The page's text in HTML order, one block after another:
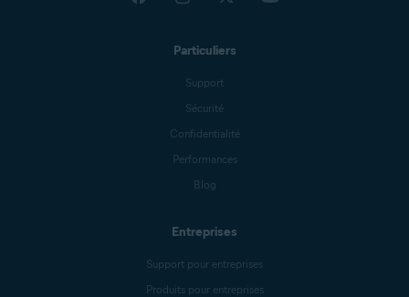
Particuliers
Support
Sécurité
Confidentialité
Performances
Blog
Entreprises
Support pour entreprises
Produits pour entreprises